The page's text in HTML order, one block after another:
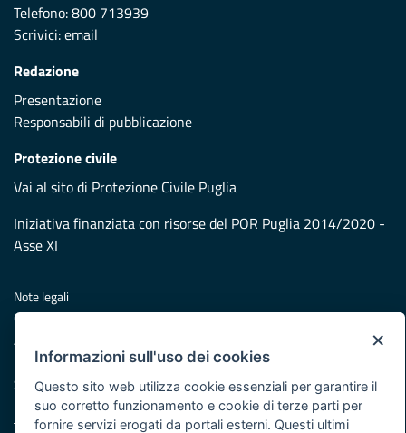
Telefono: 800 713939
Scrivici:email
Redazione
Presentazione
Responsabili di pubblicazione
Protezione civile
Vai al sito di Protezione Civile Puglia
Iniziativa finanziata con risorse del POR Puglia 2014/2020 -
Asse XI
Note legali
Cookie e privacy
Atti di notifica
Feed RSS
Servizi Intranet
×
Informazioni sull'uso dei cookies
Questo sito web utilizza cookie essenziali per garantire il
suo corretto funzionamento e cookie di terze parti per
fornire servizi erogati da portali esterni. Questi ultimi